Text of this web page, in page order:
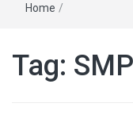
Home /
Tag: